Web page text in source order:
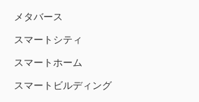
メタバース
スマートシティ
スマートホーム
スマートビルディング